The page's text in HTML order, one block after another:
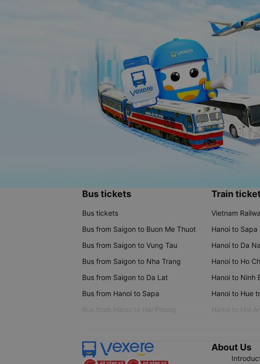
Bus tickets
Bus tickets
Bus from Saigon to Buon Me Thuot
Bus from Saigon to Vung Tau
Bus from Saigon to Nha Trang
Bus from Saigon to Da Lat
Bus from Hanoi to Sapa
Bus from Hanoi to Hai Phong
Train
Vietnam
Hanoi to Sapa
Hanoi to Da
Hanoi to Ho
Hanoi to Ninh
Hanoi to Hue
Hanoi to Hoi
About Us